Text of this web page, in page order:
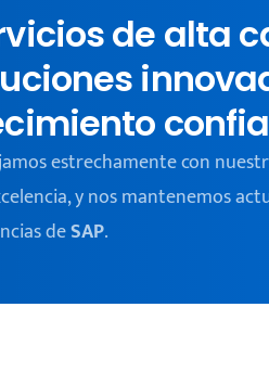
de alta
estrechamente con
y nos mantenemos
deSAP.